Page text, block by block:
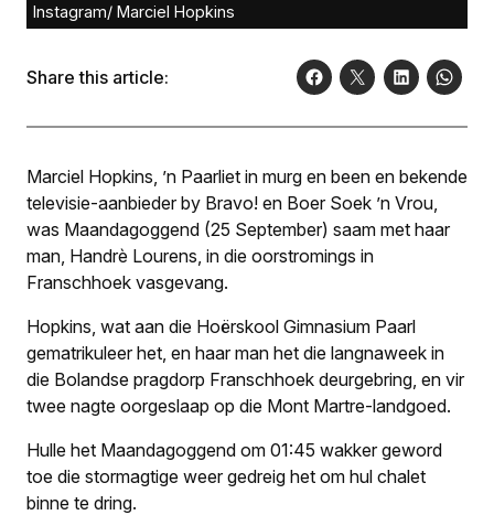
Instagram/ Marciel Hopkins
Share this article:
Marciel Hopkins, ’n Paarliet in murg en been en bekende
televisie-aanbieder by Bravo! en Boer Soek ’n Vrou
was Maandagoggend (25 September) saam met haar
man, Handrè Lourens, in die oorstromings in
Franschhoek vasgevang.
Hopkins, wat aan die Hoërskool Gimnasium Paarl
gematrikuleer het, en haar man het die langnaweek in
die Bolandse pragdorp Franschhoek deurgebring, en vir
twee nagte oorgeslaap op die Mont Martre-landgoed.
Hulle het Maandagoggend om 01:45 wakker geword
toe die stormagtige weer gedreig het om hul chalet
binne te dring.